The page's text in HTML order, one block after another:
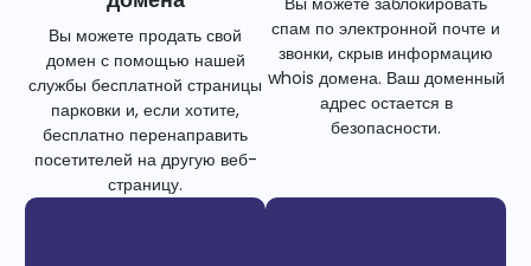
Вы можете продать свой
домен с помощью нашей
службы бесплатной страницы
парковки и, если хотите,
бесплатно перенаправить
посетителей на другую веб-
страницу.
спам по электронной почте и
звонки, скрыв информацию
whois домена. Ваш доменный
адрес остается в
безопасности.